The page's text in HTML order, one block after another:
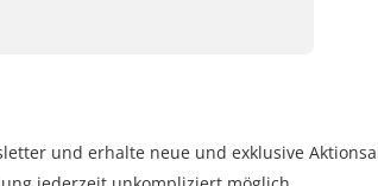
und erhalte neue und exklusive